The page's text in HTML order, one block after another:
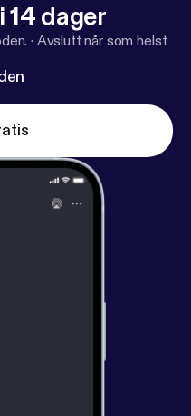
14 dager
· Avslutt når som helst